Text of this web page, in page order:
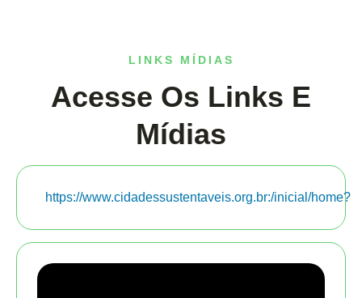
LINKS MÍDIAS
Acesse Os Links E
Mídias
https://www.cidadessustentaveis.org.br:/inicial/home?